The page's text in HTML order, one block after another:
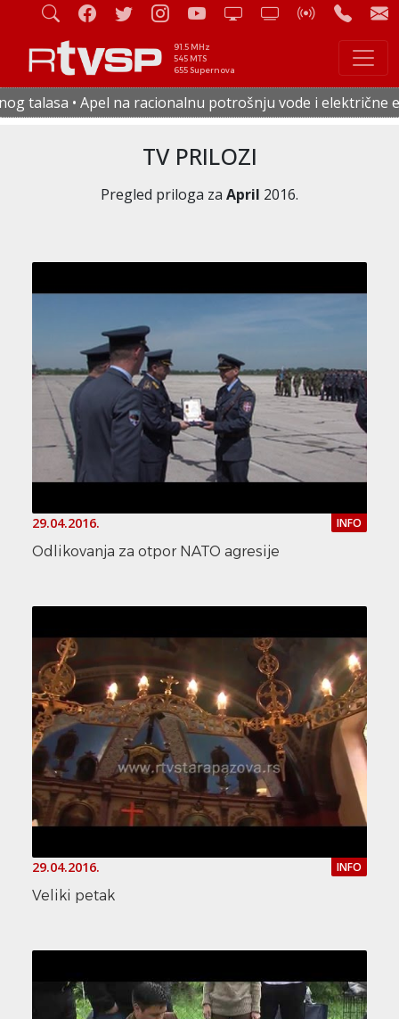
91.5 MHz
545 MTS
655 Supernova
potrošnju vode i električne energije • U četvrtak
TV PRILOZI
Pregled priloga za April 2016.
29.04.2016. INFO
Odlikovanja za otpor NATO agresije
29.04.2016. INFO
Veliki petak